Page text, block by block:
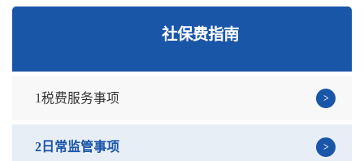
社保费指南
1税费服务事项
2日常监管事项